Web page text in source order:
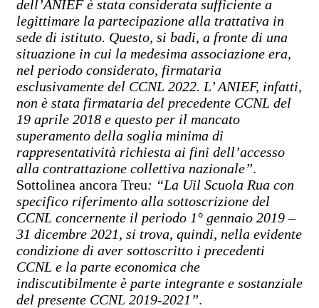
dell’ANIEF è stata considerata sufficiente a
legittimare la partecipazione alla trattativa in
sede di istituto. Questo, si badi, a fronte di una
situazione in cui la medesima associazione era,
nel periodo considerato, firmataria
esclusivamente del CCNL 2022. L’ ANIEF, infatti,
non è stata firmataria del precedente CCNL del
19 aprile 2018 e questo per il mancato
superamento della soglia minima di
rappresentatività richiesta ai fini dell’accesso
alla contrattazione collettiva nazionale”.
Sottolinea ancora Treu: “La Uil Scuola Rua con
specifico riferimento alla sottoscrizione del
CCNL concernente il periodo 1° gennaio 2019 –
31 dicembre 2021, si trova, quindi, nella evidente
condizione di aver sottoscritto i precedenti
CCNL e la parte economica che
indiscutibilmente è parte integrante e sostanziale
del presente CCNL 2019-2021”.